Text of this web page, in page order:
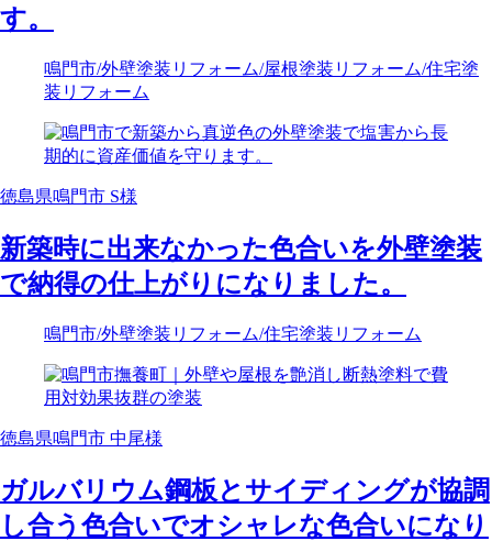
す。
鳴門市/外壁塗装リフォーム/屋根塗装リフォーム/住宅塗
装リフォーム
徳島県鳴門市 S様
新築時に出来なかった色合いを外壁塗装
で納得の仕上がりになりました。
鳴門市/外壁塗装リフォーム/住宅塗装リフォーム
徳島県鳴門市 中尾様
ガルバリウム鋼板とサイディングが協調
し合う色合いでオシャレな色合いになり